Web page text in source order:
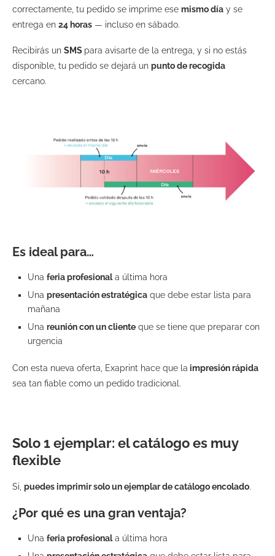
correctamente, tu pedido se imprime ese mismo día y se
entrega en 24 horas — incluso en sábado.
Recibirás un SMS para avisarte de la entrega, y si no estás
disponible, tu pedido se dejará un punto de recogida
cercano.
Es ideal para…
Una feria profesionala última hora
Una presentación estratégica que debe estar lista para
mañana
Una reunión con un cliente que se tiene que preparar con
urgencia
Con esta nueva oferta, Exaprint hace que la impresión rápida
sea tan fiable como un pedido tradicional.
Solo 1 ejemplar: el catálogo es muy
flexible
Si, puedes imprimir solo un ejemplar de catálogo encolado.
¿Por qué es una gran ventaja?
Una feria profesionala última hora